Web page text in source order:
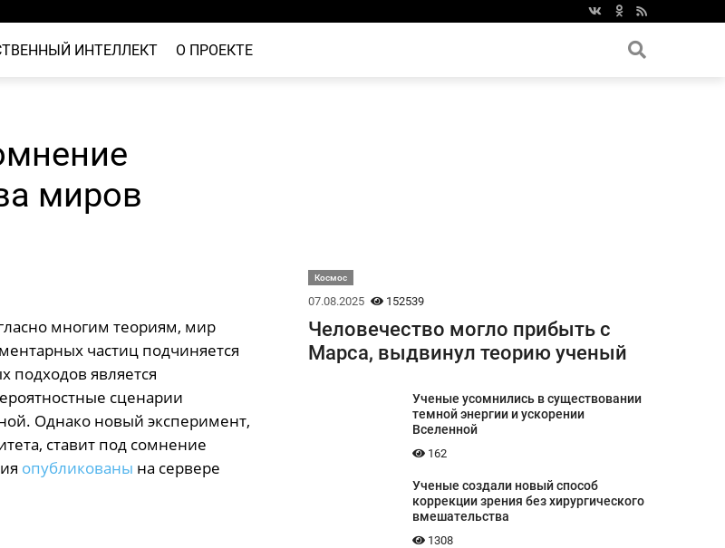
ИНТЕЛЛЕКТ О ПРОЕКТЕ
миров
многим теориям, мир
частиц подчиняется
подходов является
сценарии
Однако новый эксперимент,
ставит под сомнение
опубликованы на сервере
Космос
07.08.2025 152539
Человечество могло прибыть с
Марса, выдвинул теорию ученый
Ученые усомнились в существовании
темной энергии и ускорении
Вселенной
162
Ученые создали новый способ
коррекции зрения без хирургического
вмешательства
1308